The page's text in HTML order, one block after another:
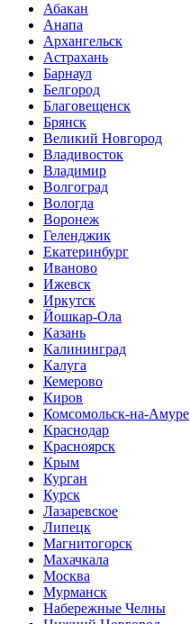
Абакан
Анапа
Архангельск
Астрахань
Барнаул
Белгород
Благовещенск
Брянск
Великий Новгород
Владивосток
Владимир
Волгоград
Вологда
Воронеж
Геленджик
Екатеринбург
Иваново
Ижевск
Иркутск
Йошкар-Ола
Казань
Калининград
Калуга
Кемерово
Киров
Комсомольск-на-Амуре
Краснодар
Красноярск
Крым
Курган
Курск
Лазаревское
Липецк
Магнитогорск
Махачкала
Москва
Мурманск
Набережные Челны